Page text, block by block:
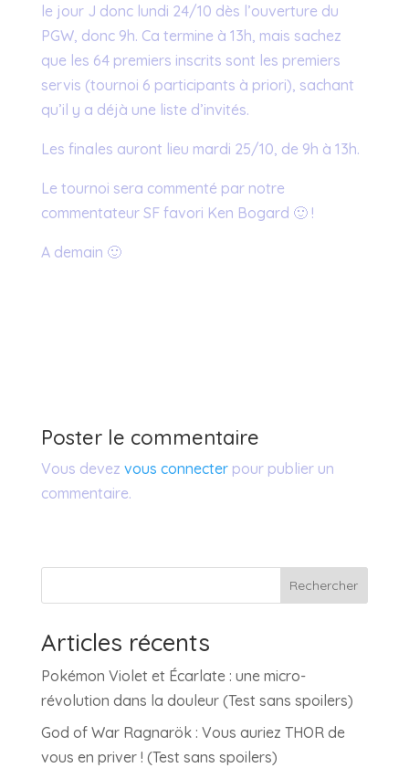
le jour J donc lundi 24/10 dès l’ouverture du
PGW, donc 9h. Ca termine à 13h, mais sachez
que les 64 premiers inscrits sont les premiers
servis (tournoi 6 participants à priori), sachant
qu’il y a déjà une liste d’invités.
Les finales auront lieu mardi 25/10, de 9h à 13h.
Le tournoi sera commenté par notre
commentateur SF favori Ken Bogard 🙂 !
A demain 🙂
Poster le commentaire
Vous devez vous connecterpour publier un
commentaire.
Rechercher
Articles récents
Pokémon Violet et Écarlate : une micro-
révolution dans la douleur (Test sans spoilers)
God of War Ragnarök : Vous auriez THOR de
vous en priver ! (Test sans spoilers)